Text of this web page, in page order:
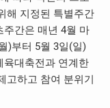
해 지정된 특별주간
주간은 매년 4월 마
)부터 5월 3일(일)
육대축전과 연계한
고하고 참여 분위기